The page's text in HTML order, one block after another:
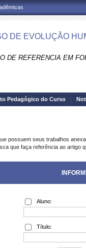
DE EVOLUÇÃO
DE REFERENCIA EM
Pedagógico do Curso
possuem seus trabalhos
que faça referência ao artigo
Aluno:
Título: